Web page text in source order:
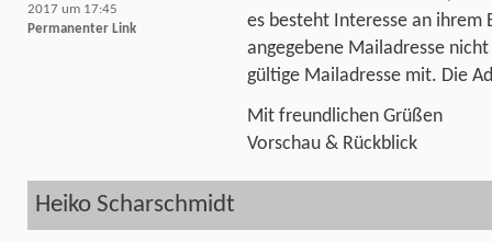
2017 um 17:45
Permanenter Link
es besteht Interesse an ihrem
angegebene Mailadresse
gültige Mailadresse mit. Die
Mit freundlichen Grüßen
Vorschau & Rückblick
Heiko Scharschmidt